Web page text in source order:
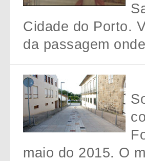
Cidade do Porto.
da passagem
maio do 2015. O